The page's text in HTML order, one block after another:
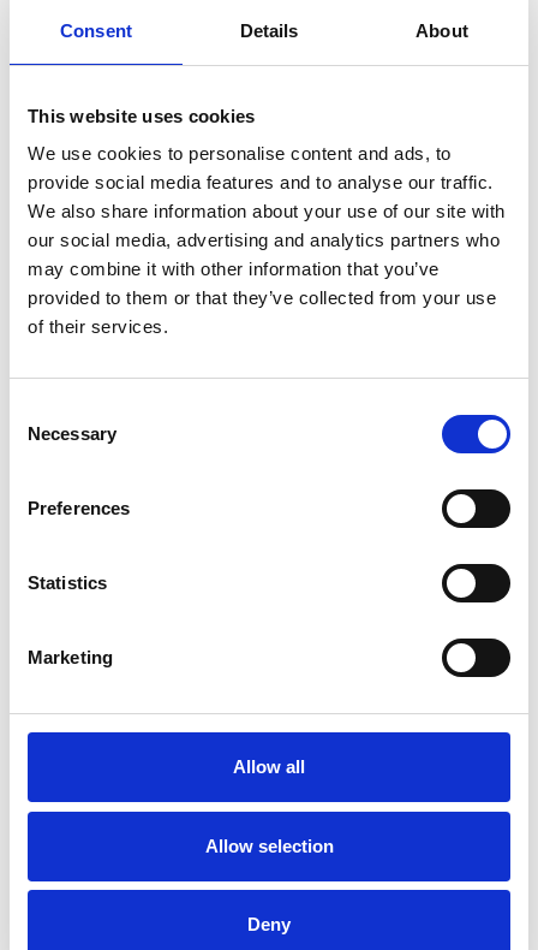
Consent Details About
This website uses cookies
We use cookies to personalise content and ads, to
provide social media features and to analyse our traffic.
We also share information about your use of our site with
our social media, advertising and analytics partners who
may combine it with other information that you’ve
provided to them or that they’ve collected from your use
of their services.
Selection
Necessary
Preferences
Statistics
Marketing
Allow all
Allow selection
Deny
Échafaudage pliant ASC 135x190 hauteur
de travail 3,85 m – Échafaudage pliant
professionnel en aluminium
échafaudage pliant ASC largeur 135 cmavec unehauteur
de travail de 3,85 mètresest unéchafaudage pliant en
aluminiumprofessionnel, compact et facile à utiliser, idéal pour
les travaux en intérieur. Grâce à son système de pliage
intelligent, cet échafaudage convient parfaitement aux peintres,
échafaudage pliant 135x190 cm
plateformes, l’échafaudage peut être agrandi jusqu’à
éléments d’extension sont disponibles en stock.
pratique à utiliser, facile à déplacer, à transporter et à ranger. Les
profil
réglable en hauteur et peut être positionnéetous les 28 cm,
afin d’obtenir toujours la hauteur de travail idéale.
L’échafaudage d’intérieur ASC 135x190 hauteur de travail